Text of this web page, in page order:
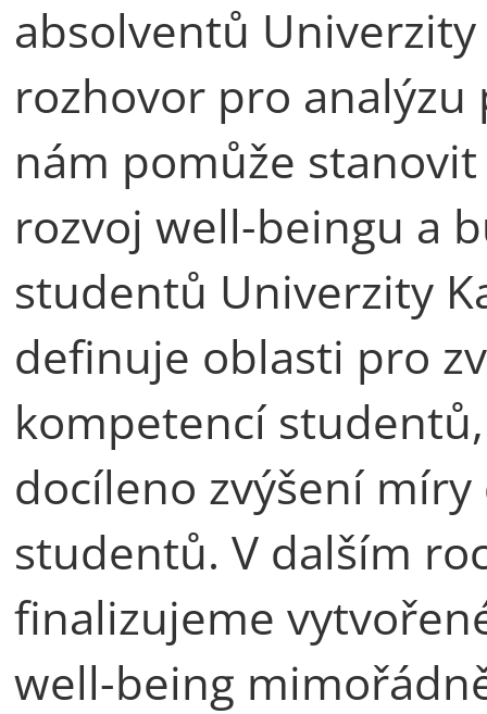
absolventů
rozhovor pro
nám pomůže
rozvoj well-beingu a
studentů Univerzity
definuje oblasti pro
kompetencí
docíleno zvýšení
studentů. V dalším
finalizujeme
well-being